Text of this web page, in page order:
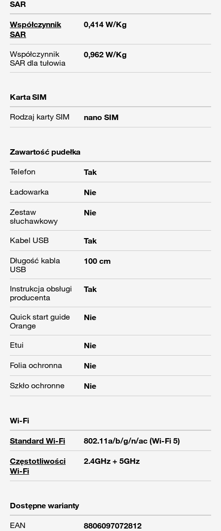
SAR
Współczynnik
SAR
0,414 W/Kg
Współczynnik
SAR dla tułowia
0,962 W/Kg
Karta SIM
Rodzaj karty SIM
nano SIM
Zawartość pudełka
Telefon
Tak
Ładowarka
Nie
Zestaw
słuchawkowy
Nie
Kabel USB
Tak
Długość kabla
USB
100 cm
Instrukcja obsługi
producenta
Tak
Quick start guide
Orange
Nie
Etui
Nie
Folia ochronna
Nie
Szkło ochronne
Nie
Wi-Fi
Standard Wi-Fi 802.11a/b/g/n/ac (Wi-Fi 5)
Częstotliwości
Wi-Fi
2.4GHz + 5GHz
Dostępne warianty
EAN
8806097072812